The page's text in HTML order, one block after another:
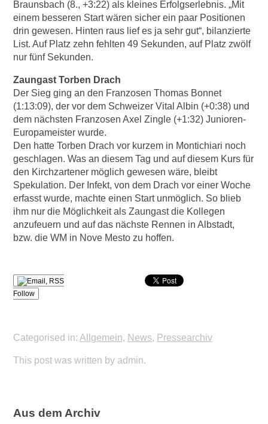
Braunsbach (8., +3:22) als kleines Erfolgserlebnis. „Mit
einem besseren Start wären sicher ein paar Positionen
drin gewesen. Hinten raus lief es ja sehr gut“, bilanzierte
List. Auf Platz zehn fehlten 49 Sekunden, auf Platz zwölf
nur fünf Sekunden.
Zaungast Torben Drach
Der Sieg ging an den Franzosen Thomas Bonnet
(1:13:09), der vor dem Schweizer Vital Albin (+0:38) und
dem nächsten Franzosen Axel Zingle (+1:32) Junioren-
Europameister wurde.
Den hatte Torben Drach vor kurzem in Montichiari noch
geschlagen. Was an diesem Tag und auf diesem Kurs für
den Kirchzartener möglich gewesen wäre, bleibt
Spekulation. Der Infekt, von dem Drach vor einer Woche
erfasst wurde, machte einen Start unmöglich. So blieb
ihm nur die Möglichkeit als Zaungast die Kollegen
anzufeuern und auf das nächste Rennen in Albstadt,
bzw. die WM in Nove Mesto zu hoffen.
Follow
Categorised in: Allgemein, News, Pressearchiv
This post was written by admin.
Aus dem Archiv